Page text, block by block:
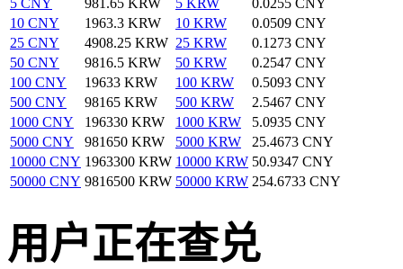
10 CNY
1963.3 KRW 10 KRW
0.0509 CNY
25 CNY
4908.25 KRW 25 KRW
0.1273 CNY
50 CNY
9816.5 KRW 50 KRW
0.2547 CNY
100 CNY
19633 KRW 100 KRW
0.5093 CNY
500 CNY
98165 KRW 500 KRW
2.5467 CNY
1000 CNY
196330 KRW 1000 KRW
5.0935 CNY
5000 CNY
981650 KRW 5000 KRW
25.4673 CNY
10000 CNY 1963300 KRW 10000 KRW 50.9347 CNY
50000 CNY 9816500 KRW 50000 KRW 254.6733 CNY
用户正在查兑